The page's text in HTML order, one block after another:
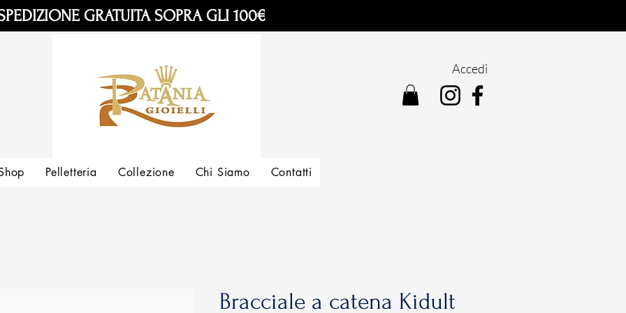
GRATUITA SOPRA GLI 100€
Accedi
Bracciale a catena Kidult
Pelletteria Collezione Chi Siamo Contatti